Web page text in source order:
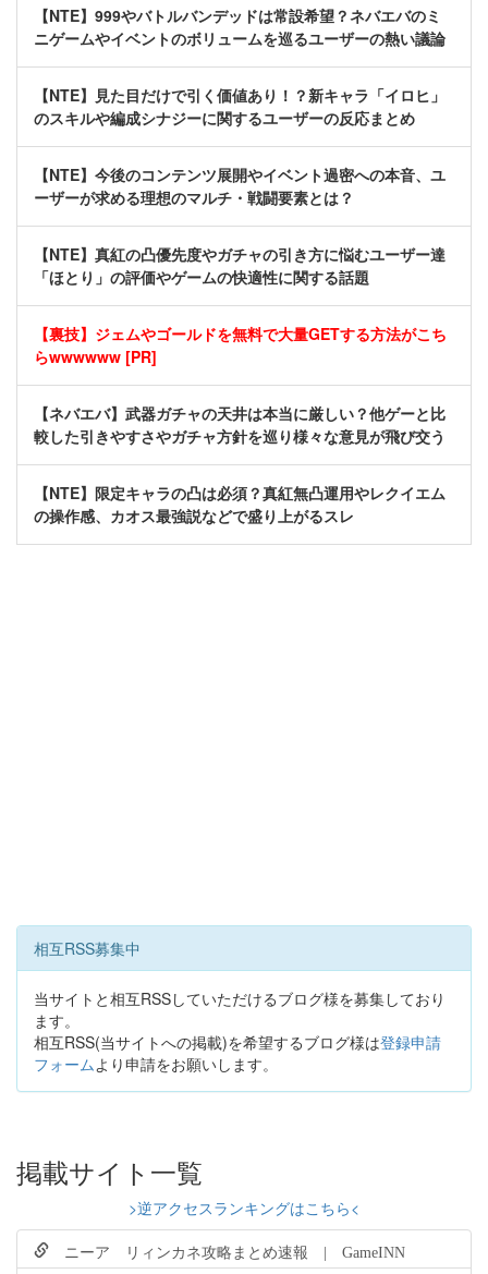
【NTE】999やバトルバンデッドは常設希望？ネバエバのミ
ニゲームやイベントのボリュームを巡るユーザーの熱い議論
【NTE】見た目だけで引く価値あり！？新キャラ「イロヒ」
のスキルや編成シナジーに関するユーザーの反応まとめ
【NTE】今後のコンテンツ展開やイベント過密への本音、ユ
ーザーが求める理想のマルチ・戦闘要素とは？
【NTE】真紅の凸優先度やガチャの引き方に悩むユーザー達
「ほとり」の評価やゲームの快適性に関する話題
【裏技】ジェムやゴールドを無料で大量GETする方法がこち
らwwwwww [PR]
【ネバエバ】武器ガチャの天井は本当に厳しい？他ゲーと比
較した引きやすさやガチャ方針を巡り様々な意見が飛び交う
【NTE】限定キャラの凸は必須？真紅無凸運用やレクイエム
の操作感、カオス最強説などで盛り上がるスレ
相互RSS募集中
当サイトと相互RSSしていただけるブログ様を募集しており
ます。
相互RSS(当サイトへの掲載)を希望するブログ様は登録申請
フォームより申請をお願いします。
掲載サイト一覧
>逆アクセスランキングはこちら<
ニーア リィンカネ攻略まとめ速報 | GameINN